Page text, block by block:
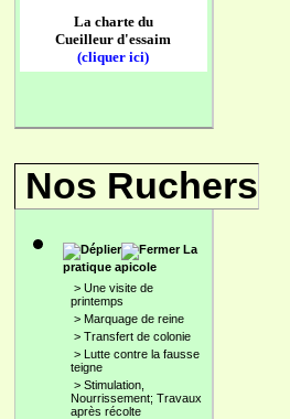
La charte du
Cueilleur d'essaim
(cliquer ici)
Nos Ruchers
La
pratique apicole
> Une visite de
printemps
> Marquage de reine
> Transfert de colonie
> Lutte contre la fausse
teigne
> Stimulation,
Nourrissement; Travaux
après récolte